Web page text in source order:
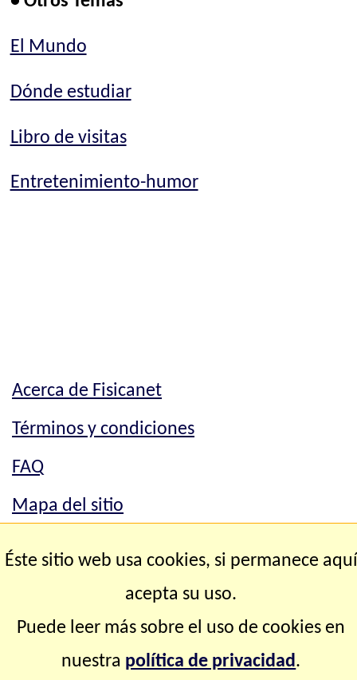
El Mundo
Dónde estudiar
Libro de visitas
Entretenimiento-humor
Acerca de Fisicanet
Términos y condiciones
FAQ
Mapa del sitio
Mapa del sitio
derechos reservados
Éste sitio web usa cookies, si permanece aquí
acepta su uso.
Puede leer más sobre el uso de cookies en
nuestra política de privacidad.